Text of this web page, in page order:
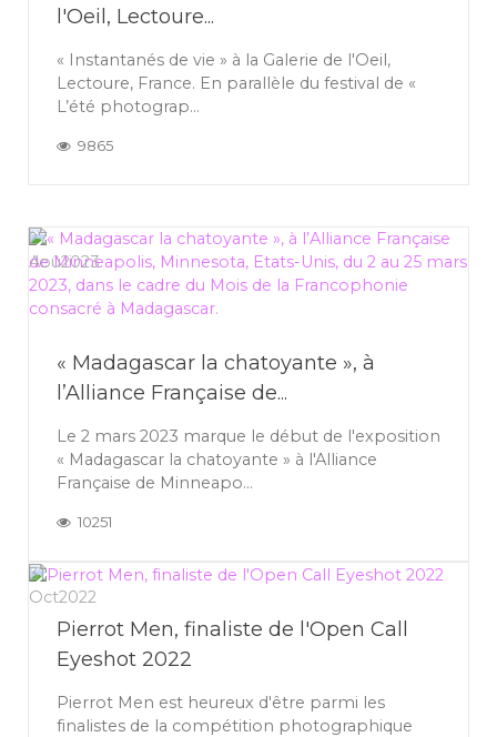
l'Oeil, Lectoure...
« Instantanés de vie » à la Galerie de l'Oeil,
Lectoure, France. En parallèle du festival de «
L’été photograp...
9865
27
Aoû2023
« Madagascar la chatoyante », à
l’Alliance Française de...
Le 2 mars 2023 marque le début de l'exposition
« Madagascar la chatoyante » à l'Alliance
Française de Minneapo...
10251
31
Oct2022
Pierrot Men, finaliste de l'Open Call
Eyeshot 2022
Pierrot Men est heureux d'être parmi les
finalistes de la compétition photographique